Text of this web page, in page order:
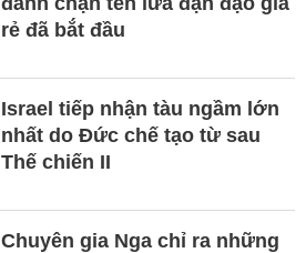
rẻ đã bắt đầu
Israel tiếp nhận tàu ngầm lớn
nhất do Đức chế tạo từ sau
Thế chiến II
Chuyên gia Nga chỉ ra những